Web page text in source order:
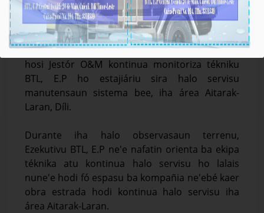
Díli, 09/08/2024. Vise-Prezidente Komisaun
Ezekutiva (KE) Bee Timor-Leste, Empreza Públika
(BTL, E.P), ba Asuntu Sistema Bee, Saneamentu
no Drenajen, Sr. Gustavo da Cruz akompaña
hosi Jestór O&M kontinua monitoriza tékniku
BTL, E.P ho estajiáriu sira halo servisu
manutensaun sistema bee, iha área Aitarak-
Laran, Díli.
Durante iha halo observasaun terrenu,
Ezekutivu BTL, E.P ne'e nafatin orienta ba ekipa
téknika atu kontinua halo servisu ho lalais
nune'e hodi fó espasu ba kompañia ne'ebé kaer
obra estrada hodi kontinua halo servisu iha
área Aitarak-Laran.